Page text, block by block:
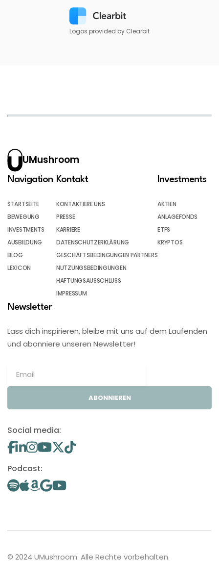
Logos provided by Clearbit
UMushroom
Navigation
STARTSEITE
BEWEGUNG
INVESTMENTS
AUSBILDUNG
BLOG
LEXICON
Kontakt
KONTAKTIERE UNS
PRESSE
KARRIERE
DATENSCHUTZERKLÄRUNG
GESCHÄFTSBEDINGUNGEN PARTNERS
NUTZUNGSBEDINGUNGEN
HAFTUNGSAUSSCHLUSS
IMPRESSUM
Investments
AKTIEN
ANLAGEFONDS
ETFS
KRYPTOS
Newsletter
Lass dich inspirieren, bleibe mit uns auf dem Laufenden
und abonniere unseren Newsletter!
ABONNIEREN
Social media:
Podcast:
© 2024 UMushroom. Alle Rechte vorbehalten.